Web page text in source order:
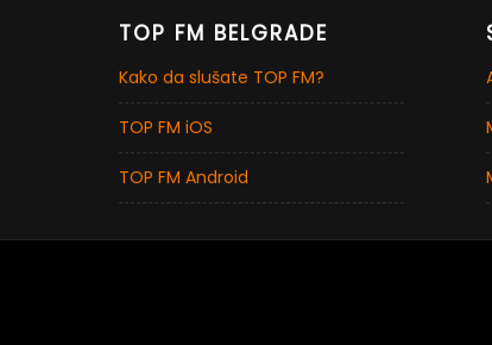
TOP FM BELGRADE
Kako da slušate TOP FM?
TOP FM iOS
TOP FM Android